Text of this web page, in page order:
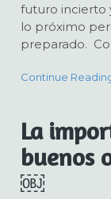
futuro incierto
lo próximo
preparado.
Continue
La
buenos
￼